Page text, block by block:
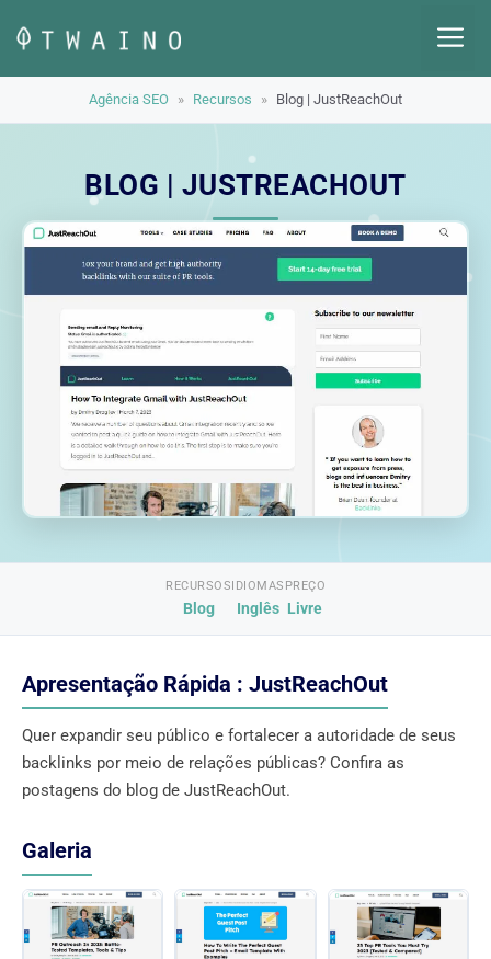
para
o
Agência SEO » Recursos » Blog | JustReachOut
BLOG | JUSTREACHOUT
RECURSOS
Blog
IDIOMAS
Inglês
PREÇO
Livre
Apresentação Rápida : JustReachOut
Quer expandir seu público e fortalecer a autoridade de seus
backlinks por meio de relações públicas? Confira as
postagens do blog de JustReachOut.
Galeria